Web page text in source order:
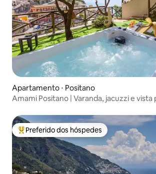
Apartamento ⋅ Positano
Amami Positano | Varanda, jacuzzi e vista
Entre os melhores preferidos dos hóspedes
Preferido dos hóspedes